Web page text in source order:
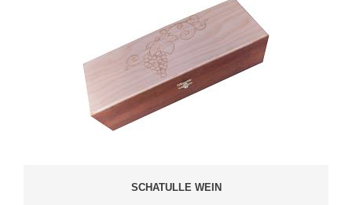
SCHATULLE WEIN